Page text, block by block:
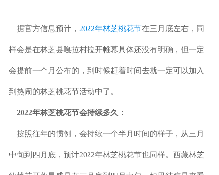
据官方信息预计， 2022年林芝桃花节在三月底左右，同
样会是在林芝县嘎拉村拉开帷幕具体还没有明确，但一定
会提前一个月公布的，到时候赶着时间去就一定可以加入
到热闹的林芝桃花节活动中了。
2022年林芝桃花节会持续多久：
按照往年的惯例，会持续一个半月时间的样子，从三月
中旬到四月底，预计2022年林芝桃花节也同样。西藏林芝